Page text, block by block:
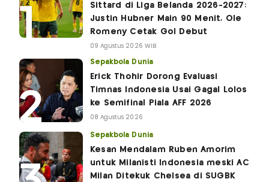
Sittard di Liga Belanda 2026-2027:
Justin Hubner Main 90 Menit, Ole
Romeny Cetak Gol Debut
09 Agustus 2026 WIB
Sepakbola Dunia
Erick Thohir Dorong Evaluasi
Timnas Indonesia Usai Gagal Lolos
ke Semifinal Piala AFF 2026
08 Agustus 2026
Sepakbola Dunia
Kesan Mendalam Ruben Amorim
untuk Milanisti Indonesia meski AC
Milan Ditekuk Chelsea di SUGBK